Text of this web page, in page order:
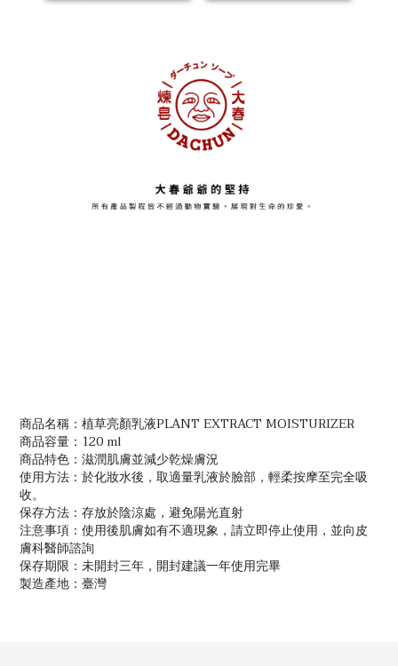
商品名稱： 植草亮顏乳液PLANT EXTRACT MOISTURIZER
商品容量：120 ml
商品特色：滋潤肌膚並減少乾燥膚況
使用方法：於化妝水後，取適量乳液於臉部，輕柔按摩至完全吸
收。
保存方法：存放於陰涼處，避免陽光直射
注意事項：使用後肌膚如有不適現象，請立即停止使用，並向皮
膚科醫師諮詢
保存期限：未開封三年，開封建議一年使用完畢
製造產地：臺灣